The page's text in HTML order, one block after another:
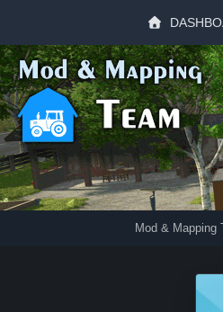
Mod & Mapping